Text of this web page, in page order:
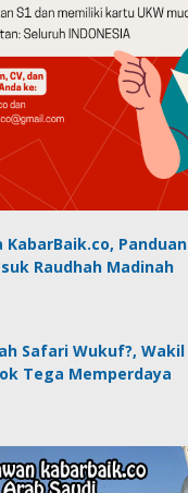
Panduan
Raudhah Madinah
Safari Wukuf?, Wakil
Tega Memperdaya